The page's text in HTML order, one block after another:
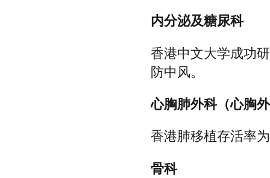
内分泌及糖尿科
香港中文大学成功
防中风。
心胸肺外科（心胸
香港肺移植存活率
骨科